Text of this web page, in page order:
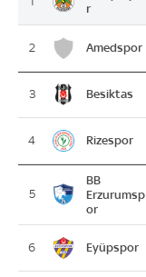
r
2 Amedspor
3 Besiktas
4 Rizespor
5
BB
Erzurumsp
or
6 Eyüpspor